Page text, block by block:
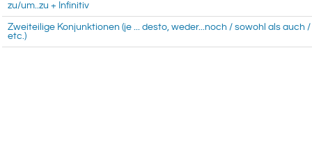
zu/um..zu + Infinitiv
Zweiteilige Konjunktionen (je ... desto, weder...noch / sowohl als auch /
etc.)